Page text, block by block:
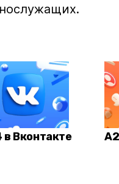
в Вконтакте